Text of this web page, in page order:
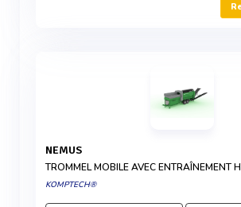
NEMUS
TROMMEL MOBILE AVEC ENTRAÎNEMENT
KOMPTECH®